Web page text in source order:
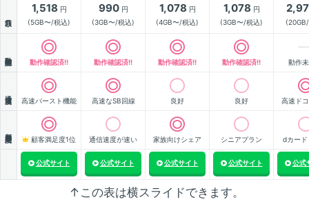
1,518 円
(5GB〜/税込)
990円
(3GB〜/税込)
1,078 円
(4GB〜/税込)
1,078 円
(3GB〜/税込)
動作確認済!! 動作確認済!! 動作確認済!! 動作確認済!! 動作
高速バースト機能 高速なSB回線 良好 良好 高速ド
顧客満足度1位 通信速度が速い 家族向けシェア シニアプラン dカード
公式サイト 公式サイト 公式サイト 公式サイト 公式
↑この表は横スライドできます。